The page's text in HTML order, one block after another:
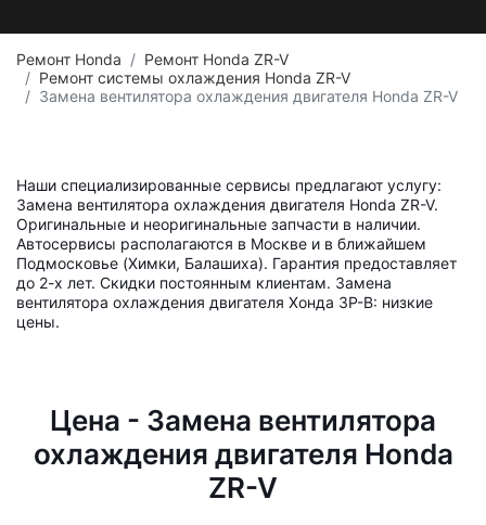
Ремонт Honda
Ремонт Honda ZR-V
Ремонт системы охлаждения Honda ZR-V
Замена вентилятора охлаждения двигателя Honda ZR-V
Наши специализированные сервисы предлагают услугу:
Замена вентилятора охлаждения двигателя Honda ZR-V.
Оригинальные и неоригинальные запчасти в наличии.
Автосервисы располагаются в Москве и в ближайшем
Подмосковье (Химки, Балашиха). Гарантия предоставляет
до 2-х лет. Скидки постоянным клиентам. Замена
вентилятора охлаждения двигателя Хонда ЗР-В: низкие
цены.
Цена - Замена вентилятора
охлаждения двигателя Honda
ZR-V